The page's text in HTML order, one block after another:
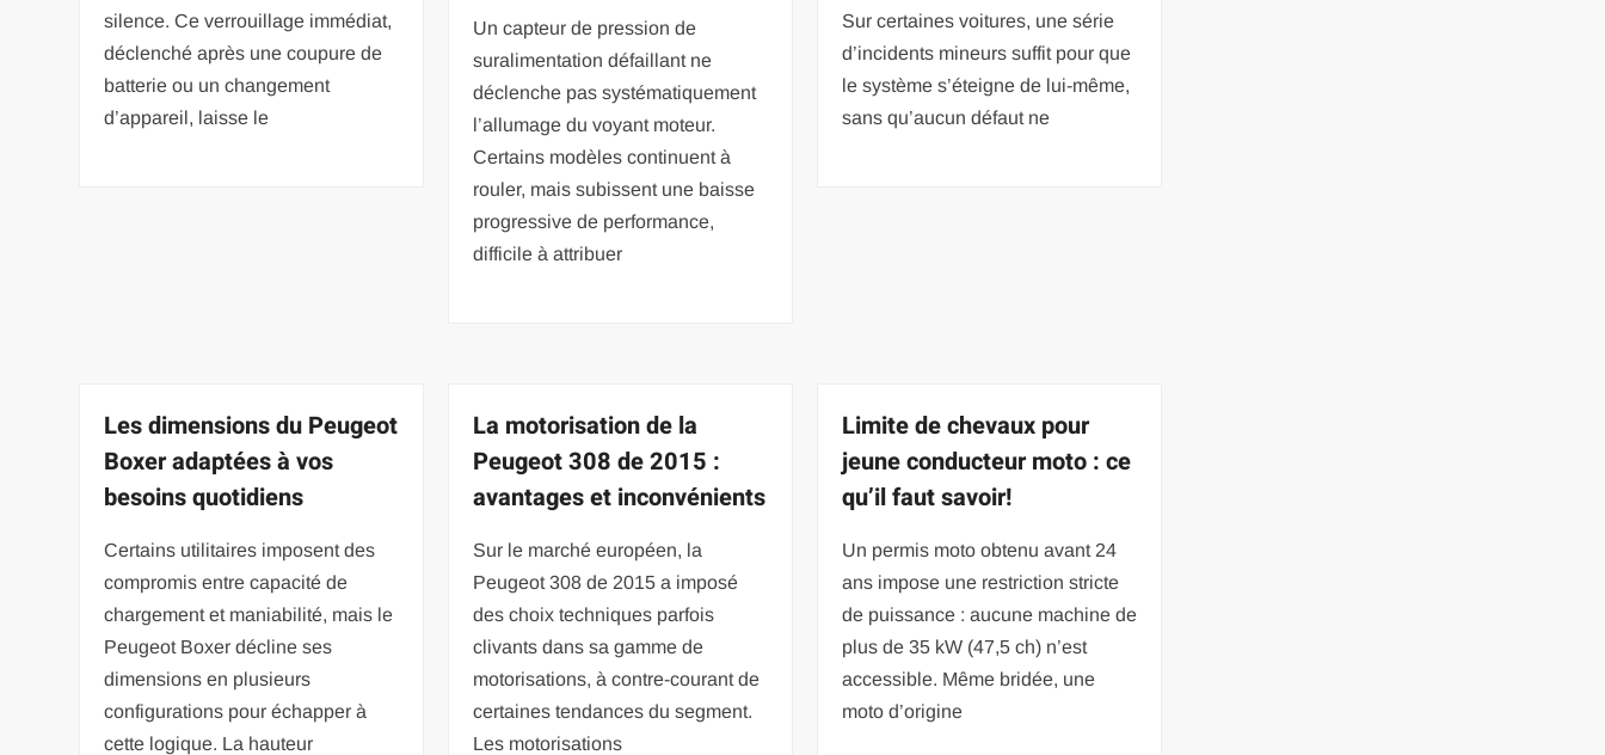
silence. Ce verrouillage immédiat,
déclenché après une coupure de
batterie ou un changement
d’appareil, laisse le
Un capteur de pression de
suralimentation défaillant ne
déclenche pas systématiquement
l’allumage du voyant moteur.
Certains modèles continuent à
rouler, mais subissent une baisse
progressive de performance,
difficile à attribuer
Sur certaines voitures, une série
d’incidents mineurs suffit pour que
le système s’éteigne de lui-même,
sans qu’aucun défaut ne
Les dimensions du Peugeot
Boxer adaptées à vos
besoins quotidiens
Certains utilitaires imposent des
compromis entre capacité de
chargement et maniabilité, mais le
Peugeot Boxer décline ses
dimensions en plusieurs
configurations pour échapper à
cette logique. La hauteur
La motorisation de la
Peugeot 308 de 2015 :
avantages et inconvénients
Sur le marché européen, la
Peugeot 308 de 2015 a imposé
des choix techniques parfois
clivants dans sa gamme de
motorisations, à contre-courant de
certaines tendances du segment.
Les motorisations
Limite de chevaux pour
jeune conducteur moto : ce
qu’il faut savoir!
Un permis moto obtenu avant 24
ans impose une restriction stricte
de puissance : aucune machine de
plus de 35 kW (47,5 ch) n’est
accessible. Même bridée, une
moto d’origine